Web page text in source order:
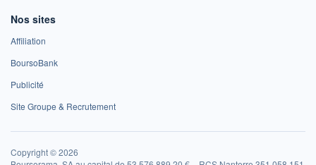
Nos sites
Affiliation
BoursoBank
Publicité
Site Groupe & Recrutement
Copyright © 2026